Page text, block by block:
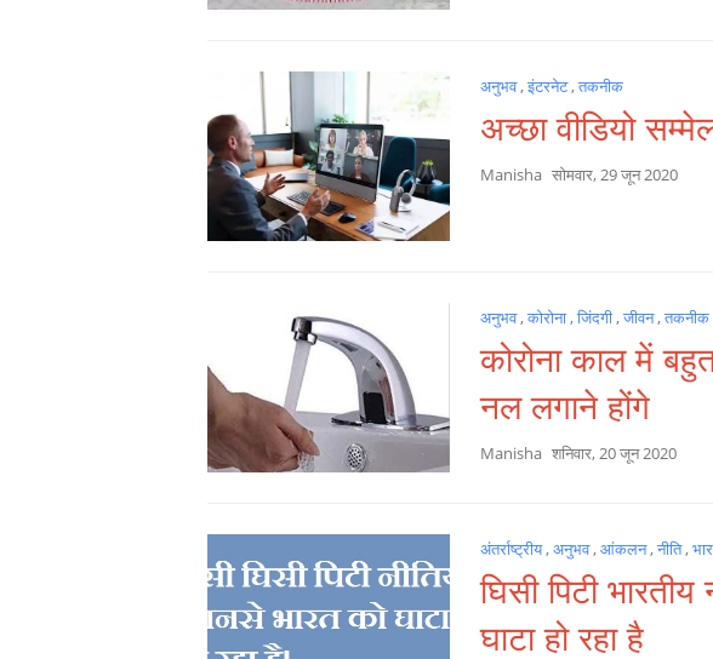
अनुभव,इंटरनेट,तकनीक
अच्छा वीडियो
Manisha सोमवार, 29 जून 2020
अनुभव,कोरोना,जिंदगी,जीवन,तकनीक
कोरोना काल में
नल लगाने होंगे
Manisha शनिवार, 20 जून 2020
अंतर्राष्ट्रीय,अनुभव,आंकलन,नीति,
घिसी पिटी
घाटा हो रहा है